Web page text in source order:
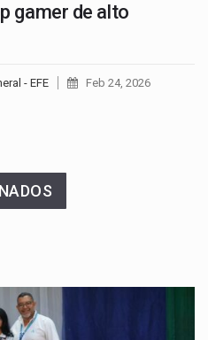
gamer de alto
- EFE Feb 24, 2026